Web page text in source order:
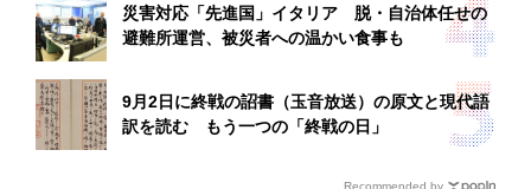
災害対応「先進国」イタリア 脱・自治体任せの
避難所運営、被災者への温かい食事も
9月2日に終戦の詔書（玉音放送）の原文と現代語
訳を読む もう一つの「終戦の日」
Recommended by